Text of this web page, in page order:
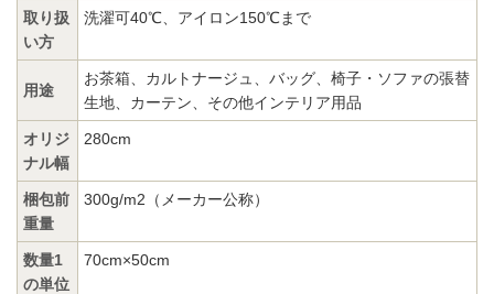
取り扱
い方
洗濯可40℃、アイロン150℃まで
用途
お茶箱、カルトナージュ、バッグ、椅子・ソファの張替
生地、カーテン、その他インテリア用品
オリジ
ナル幅
280cm
梱包前
重量
300g/m2（メーカー公称）
数量1
の単位
70cm×50cm